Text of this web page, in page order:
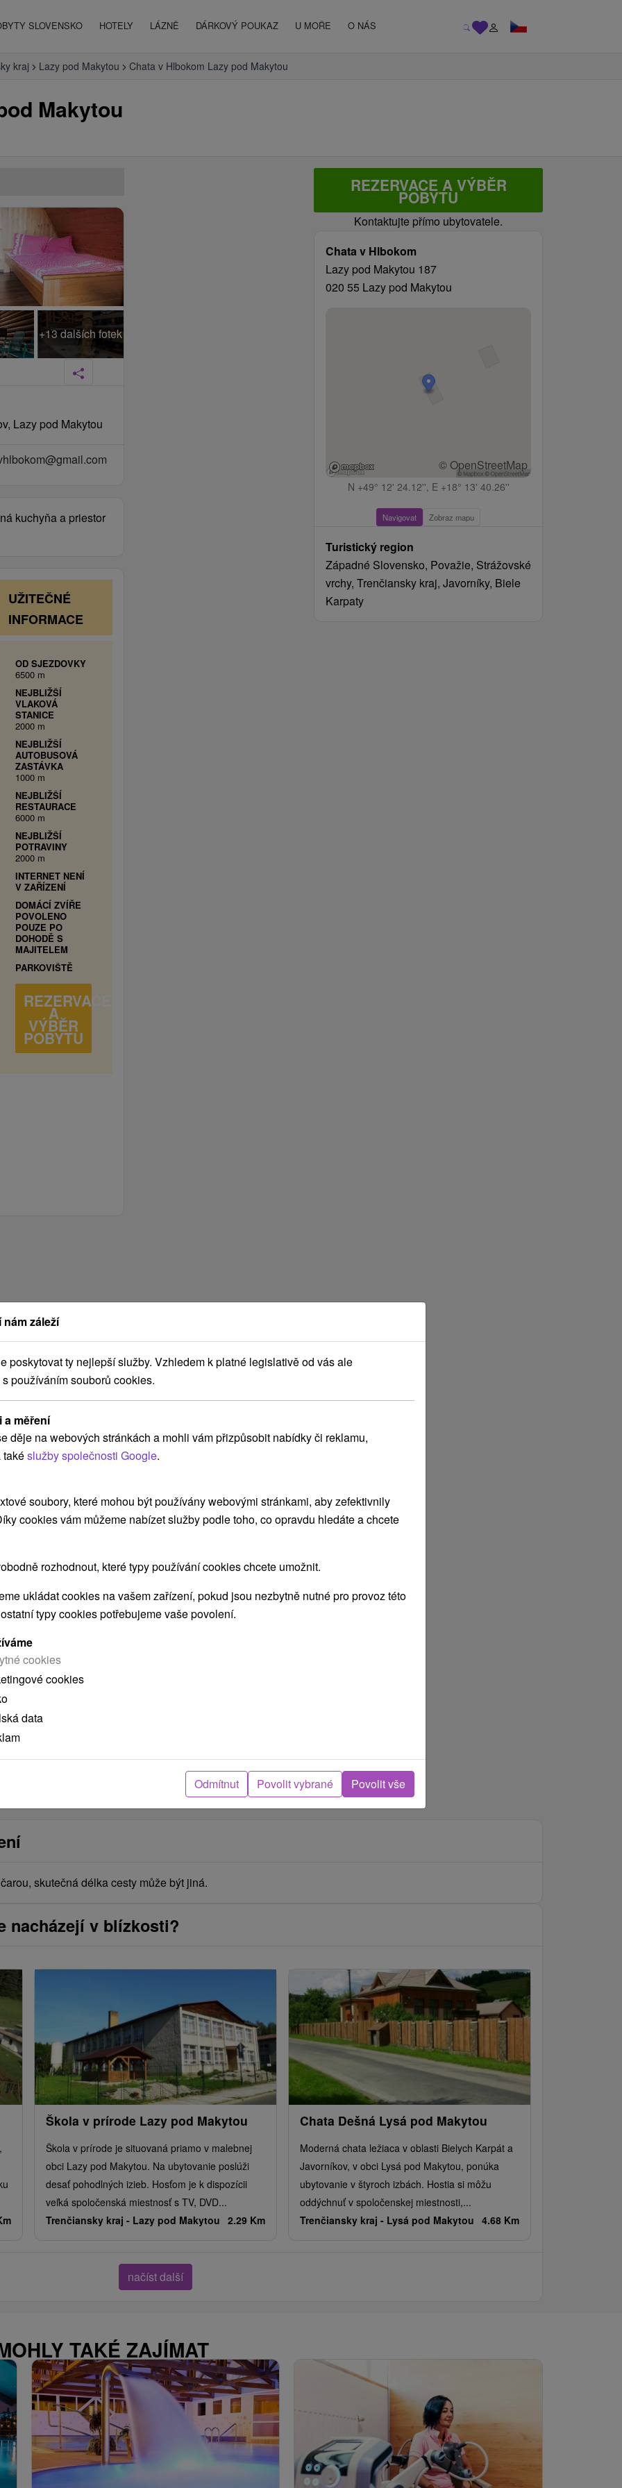
SLOVENSKO HOTELY LÁZNĚ DÁRKOVÝ POUKAZ U MOŘE O NÁS
kraj Lazy pod Makytou Chata v Hlbokom Lazy pod Makytou
Makytou
REZERVACE A VÝBĚR
POBYTU
Kontaktujte přímo ubytovatele.
Chata v Hlbokom
Lazy pod Makytou 187
020 55 Lazy pod Makytou
© OpenStreetMap
N +49° 12' 24.12'', E +18° 13' 40.26''
Navigovat Zobraz mapu
Turistický region
Západné Slovensko, Považie, Strážovské
vrchy, Trenčiansky kraj, Javorníky, Biele
Karpaty
+13 dalších fotek
Lazy pod Makytou
kuchyňa a priestor
UŽITEČNÉ
INFORMACE
OD SJEZDOVKY
6500 m
NEJBLIŽŠÍ
VLAKOVÁ
STANICE
2000 m
NEJBLIŽŠÍ
AUTOBUSOVÁ
ZASTÁVKA
1000 m
NEJBLIŽŠÍ
RESTAURACE
6000 m
NEJBLIŽŠÍ
POTRAVINY
2000 m
INTERNET NENÍ
V ZAŘÍZENÍ
DOMÁCÍ ZVÍŘE
POVOLENO
POUZE PO
DOHODĚ S
MAJITELEM
PARKOVIŠTĚ
REZERVACE
A
VÝBĚR
POBYTU
skutečná délka cesty může být jiná.
nacházejí v blízkosti?
Škola v prírode Lazy pod Makytou
Škola v prírode je situovaná priamo v malebnej
obci Lazy pod Makytou. Na ubytovanie poslúži
desať pohodlných izieb. Hosťom je k dispozícii
veľká spoločenská miestnosť s TV, DVD...
Trenčiansky kraj - Lazy pod Makytou 2.29 Km
Chata Dešná Lysá pod Makytou
Moderná chata ležiaca v oblasti Bielych Karpát a
Javorníkov, v obci Lysá pod Makytou, ponúka
ubytovanie v štyroch izbách. Hostia si môžu
oddýchnuť v spoločenskej miestnosti,...
Trenčiansky kraj - Lysá pod Makytou 4.68 Km
načíst další
TAKÉ ZAJÍMAT
záleží
poskytovat ty nejlepší služby. Vzhledem k platné legislativě od vás ale
používáním souborů cookies.
a měření
děje na webových stránkách a mohli vám přizpůsobit nabídky či reklamu,
takéslužby společnosti Google.
soubory, které mohou být používány webovými stránkami, aby zefektivnily
cookies vám můžeme nabízet služby podle toho, co opravdu hledáte a chcete
rozhodnout, které typy používání cookies chcete umožnit.
ukládat cookies na vašem zařízení, pokud jsou nezbytně nutné pro provoz této
typy cookies potřebujeme vaše povolení.
cookies
cookies
data
Odmítnut Povolit vybrané Povolit vše